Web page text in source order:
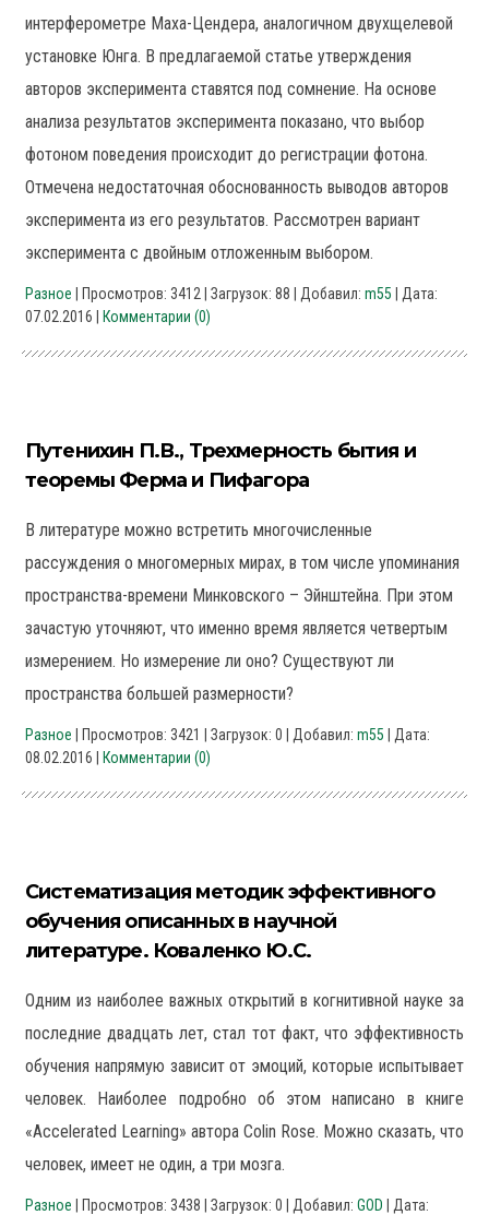
интерферометре Маха-Цендера, аналогичном двухщелевой
установке Юнга. В предлагаемой статье утверждения
авторов эксперимента ставятся под сомнение. На основе
анализа результатов эксперимента показано, что выбор
фотоном поведения происходит до регистрации фотона.
Отмечена недостаточная обоснованность выводов авторов
эксперимента из его результатов. Рассмотрен вариант
эксперимента с двойным отложенным выбором.
Разное | Просмотров: 3412 | Загрузок: 88 | Добавил: m55 | Дата:
07.02.2016
Комментарии (0)
Путенихин П.В., Трехмерность бытия и
теоремы Ферма и Пифагора
В литературе можно встретить многочисленные
рассуждения о многомерных мирах, в том числе упоминания
пространства-времени Минковского – Эйнштейна. При этом
зачастую уточняют, что именно время является четвертым
измерением. Но измерение ли оно? Существуют ли
пространства большей размерности?
Разное | Просмотров: 3421 | Загрузок: 0 | Добавил: m55 | Дата:
08.02.2016
Комментарии (0)
Систематизация методик эффективного
обучения описанных в научной
литературе. Коваленко Ю.С.
Одним из наиболее важных открытий в когнитивной науке за
последние двадцать лет, стал тот факт, что эффективность
обучения напрямую зависит от эмоций, которые испытывает
человек. Наиболее подробно об этом написано в книге
«Accelerated Learning» автора Colin Rose. Можно сказать, что
человек, имеет не один, а три мозга.
Разное | Просмотров: 3438 | Загрузок: 0 | Добавил: GOD | Дата: